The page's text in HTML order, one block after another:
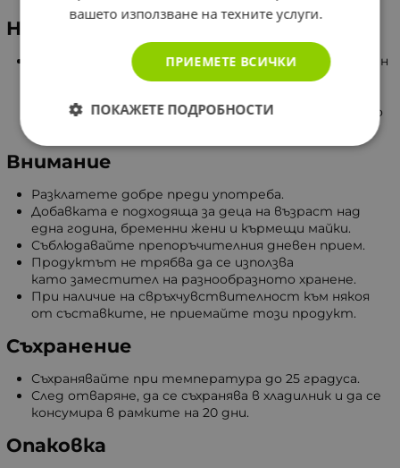
Начин на употреба
Препоръчва се прием за деца от 1 до 3 години, един
път на ден по 5 мл., педи хранене. За възрастни и
дневно, преди хранене. Може да се приема с кисело
Внимание
Разклатете добре преди употреба.
Добавката е подходяща за деца на възраст над
една година, бременни жени и кърмещи майки.
Съблюдавайте препоръчителния дневен прием.
Продуктът не трябва да се използва
като заместител на разнообразното хранене.
При наличие на свръхчувствителност към някоя
от съставките, не приемайте този продукт.
Съхранение
Съхранявайте при температура до 25 градуса.
След отваряне, да се съхранява в хладилник и да се
консумира в рамките на 20 дни.
Опаковка
вашето използване на техните услуги.
ПРИЕМЕТЕ ВСИЧКИ
ПОКАЖЕТЕ ПОДРОБНОСТИ